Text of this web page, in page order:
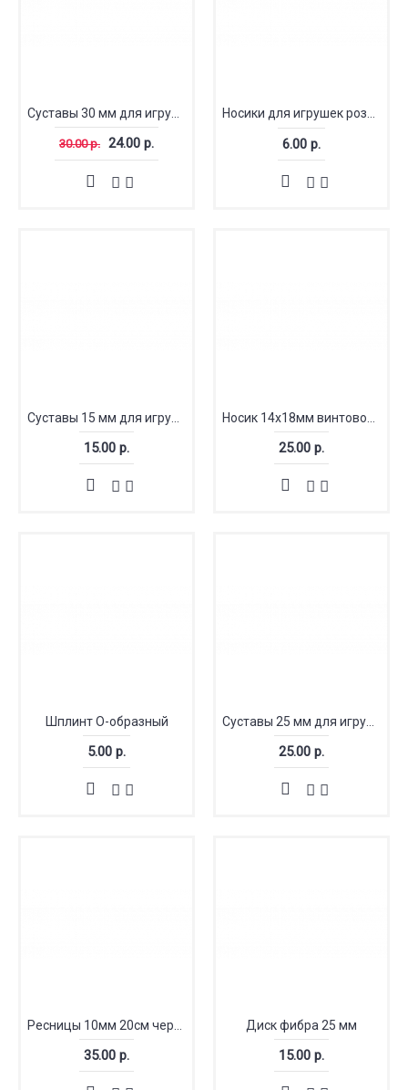
30.00 р. 24.00 р. 6.00 р.
15.00 р. 25.00 р.
Шплинт О-образный
5.00 р. 25.00 р.
35.00 р.
Диск фибра 25 мм
15.00 р.